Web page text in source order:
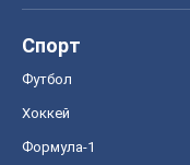
Спорт
Футбол
Хоккей
Формула-1